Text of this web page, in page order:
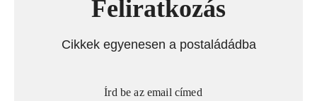
Feliratkozás
Cikkek egyenesen a postaládádba